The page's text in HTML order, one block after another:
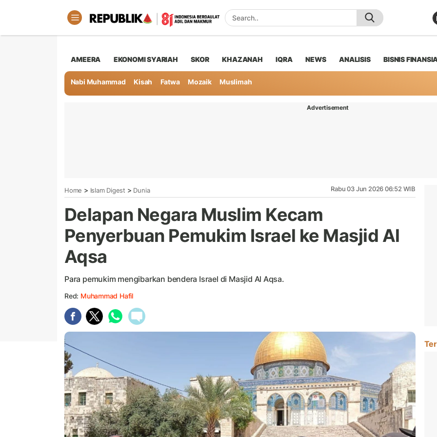
AMEERA EKONOMI SYARIAH SKOR KHAZANAH IQRA NEWS ANALISIS BISNIS
Nabi Muhammad Kisah Fatwa Mozaik Muslimah
Advertisement
Home > Islam Digest > Dunia Rabu 03 Jun 2026 06:52 WIB
Delapan Negara Muslim Kecam
Penyerbuan Pemukim Israel ke Masjid Al
Aqsa
Para pemukim mengibarkan bendera Israel di Masjid Al Aqsa.
Red: Muhammad Hafil